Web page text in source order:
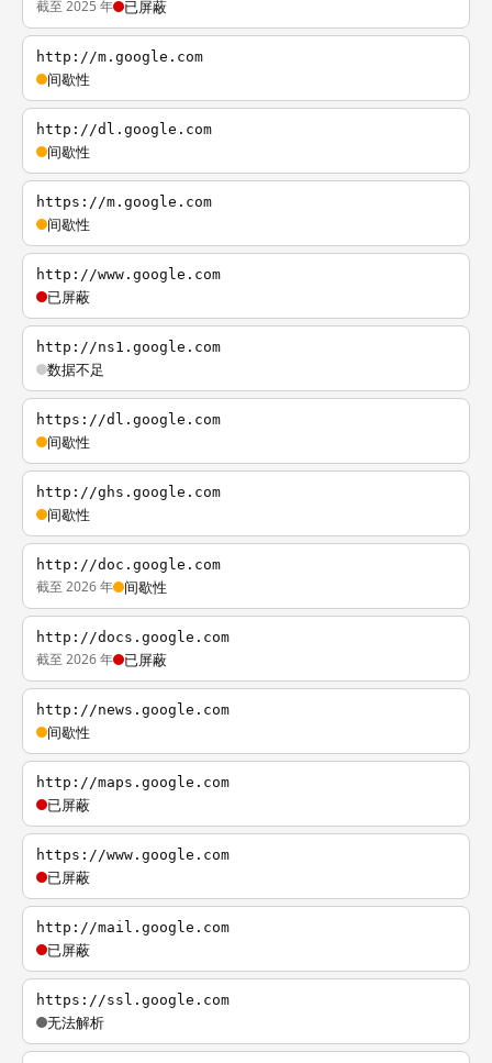
截至 2025 年 已屏蔽
http://m.google.com
间歇性
http://dl.google.com
间歇性
https://m.google.com
间歇性
http://www.google.com
已屏蔽
http://ns1.google.com
数据不足
https://dl.google.com
间歇性
http://ghs.google.com
间歇性
http://doc.google.com
截至 2026 年 间歇性
http://docs.google.com
截至 2026 年 已屏蔽
http://news.google.com
间歇性
http://maps.google.com
已屏蔽
https://www.google.com
已屏蔽
http://mail.google.com
已屏蔽
https://ssl.google.com
无法解析